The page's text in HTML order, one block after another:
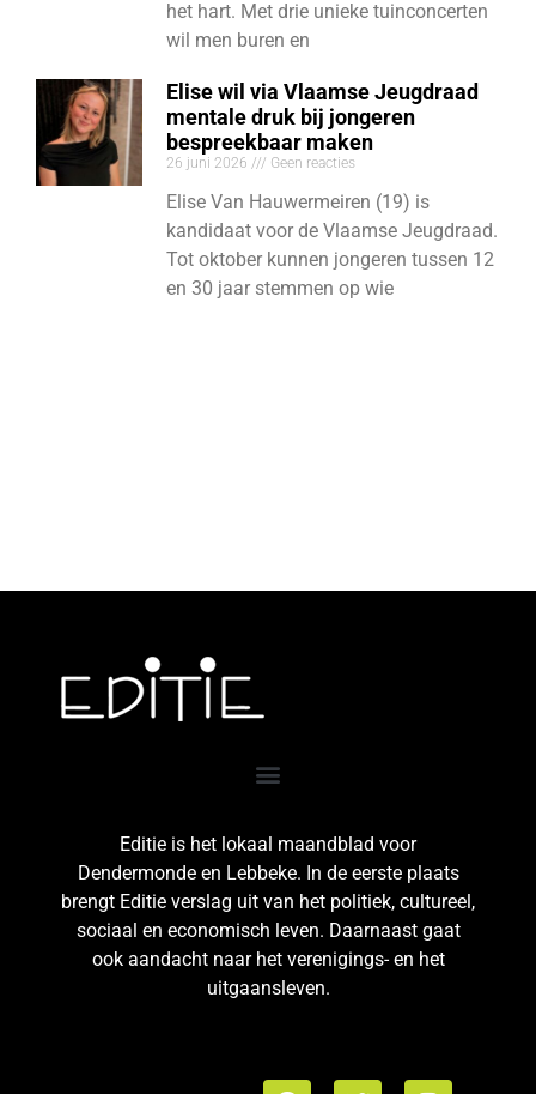
het hart. Met drie unieke tuinconcerten
wil men buren en
Elise wil via Vlaamse Jeugdraad
mentale druk bij jongeren
bespreekbaar maken
26 juni 2026 Geen reacties
Elise Van Hauwermeiren (19) is
kandidaat voor de Vlaamse Jeugdraad.
Tot oktober kunnen jongeren tussen 12
en 30 jaar stemmen op wie
Editie is het lokaal maandblad voor
Dendermonde en Lebbeke. In de eerste plaats
brengt Editie verslag uit van het politiek, cultureel,
sociaal en economisch leven. Daarnaast gaat
ook aandacht naar het verenigings- en het
uitgaansleven.